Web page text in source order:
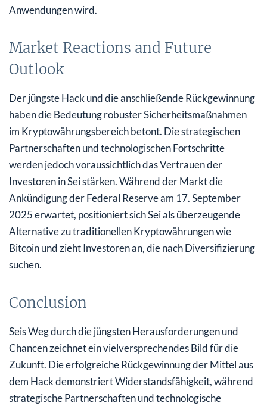
Anwendungen wird.
Market Reactions and Future
Outlook
Der jüngste Hack und die anschließende Rückgewinnung
haben die Bedeutung robuster Sicherheitsmaßnahmen
im Kryptowährungsbereich betont. Die strategischen
Partnerschaften und technologischen Fortschritte
werden jedoch voraussichtlich das Vertrauen der
Investoren in Sei stärken. Während der Markt die
Ankündigung der Federal Reserve am 17. September
2025 erwartet, positioniert sich Sei als überzeugende
Alternative zu traditionellen Kryptowährungen wie
Bitcoin und zieht Investoren an, die nach Diversifizierung
suchen.
Conclusion
Seis Weg durch die jüngsten Herausforderungen und
Chancen zeichnet ein vielversprechendes Bild für die
Zukunft. Die erfolgreiche Rückgewinnung der Mittel aus
dem Hack demonstriert Widerstandsfähigkeit, während
strategische Partnerschaften und technologische